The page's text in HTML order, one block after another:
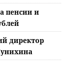
пенсии и
директор